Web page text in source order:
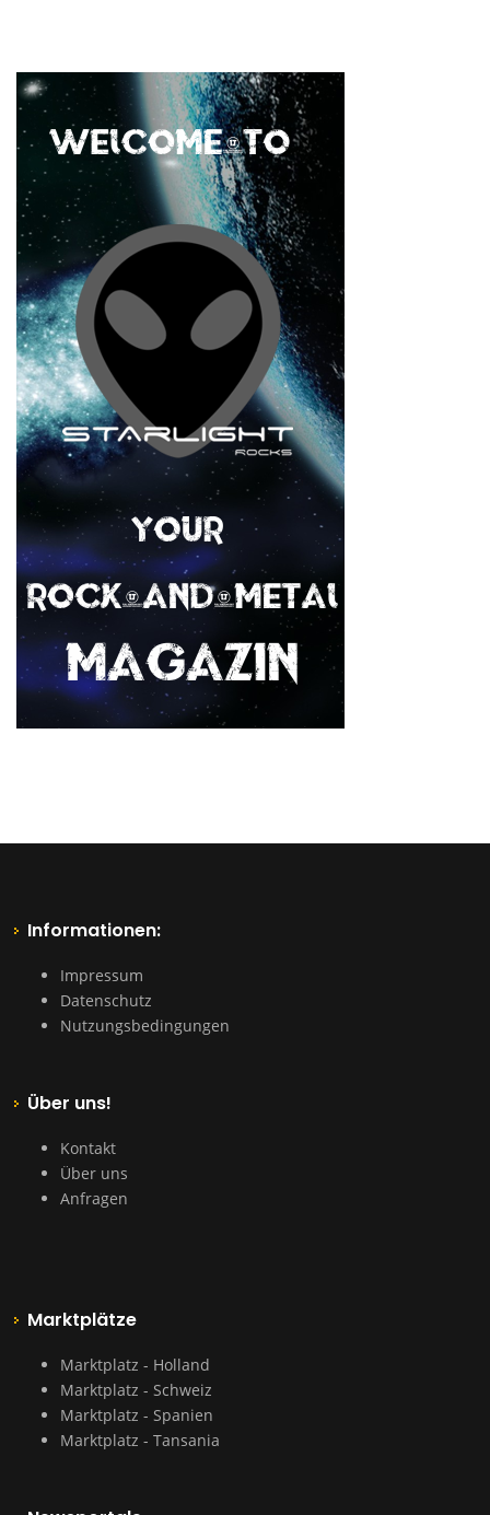
Informationen:
Impressum
Datenschutz
Nutzungsbedingungen
Über uns!
Kontakt
Über uns
Anfragen
Marktplätze
Marktplatz - Holland
Marktplatz - Schweiz
Marktplatz - Spanien
Marktplatz - Tansania